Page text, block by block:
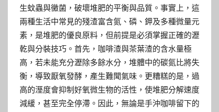
生蚊蟲與黴菌，破壞堆肥的平衡與品質。事實上，這
兩種生活中常見的殘渣富含氮、磷、鉀及多種微量元
素，是堆肥的優良原料，但前提是必須掌握正確的瀝
乾與分裝技巧。首先，咖啡渣與茶葉渣的含水量極
高，若未能充分瀝除多餘水分，堆體中的碳氮比將失
衡，導致厭氧發酵，產生難聞氣味。更糟糕的是，過
高的溼度會抑制好氧微生物的活性，使堆肥分解速度
減緩，甚至完全停滯。因此，無論是手沖咖啡留下的